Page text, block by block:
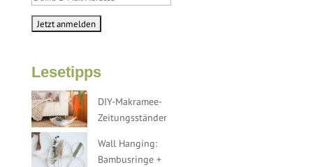
Lesetipps
DIY-Makramee-
Zeitungsständer
Wall Hanging:
Bambusringe +